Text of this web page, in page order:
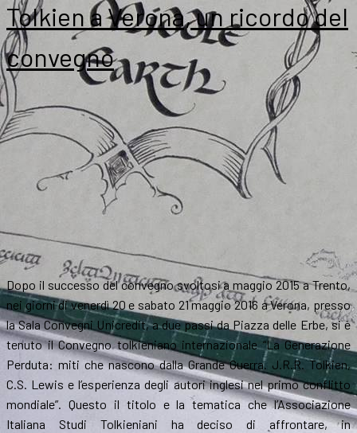
Tolkien a Verona, un ricordo del
convegno
Dopo il successo del convegno svoltosi a maggio 2015 a Trento,
nei giorni di venerdì 20 e sabato 21 maggio 2016 a Verona, presso
la Sala Convegni Unicredit, a due passi da Piazza delle Erbe, si è
tenuto il Convegno tolkieniano internazionale “La Generazione
Perduta: miti che nascono dalla Grande Guerra. J.R.R. Tolkien,
C.S. Lewis e l’esperienza degli autori inglesi nel primo conflitto
mondiale”. Questo il titolo e la tematica che l’Associazione
Italiana Studi Tolkieniani ha deciso di affrontare, in